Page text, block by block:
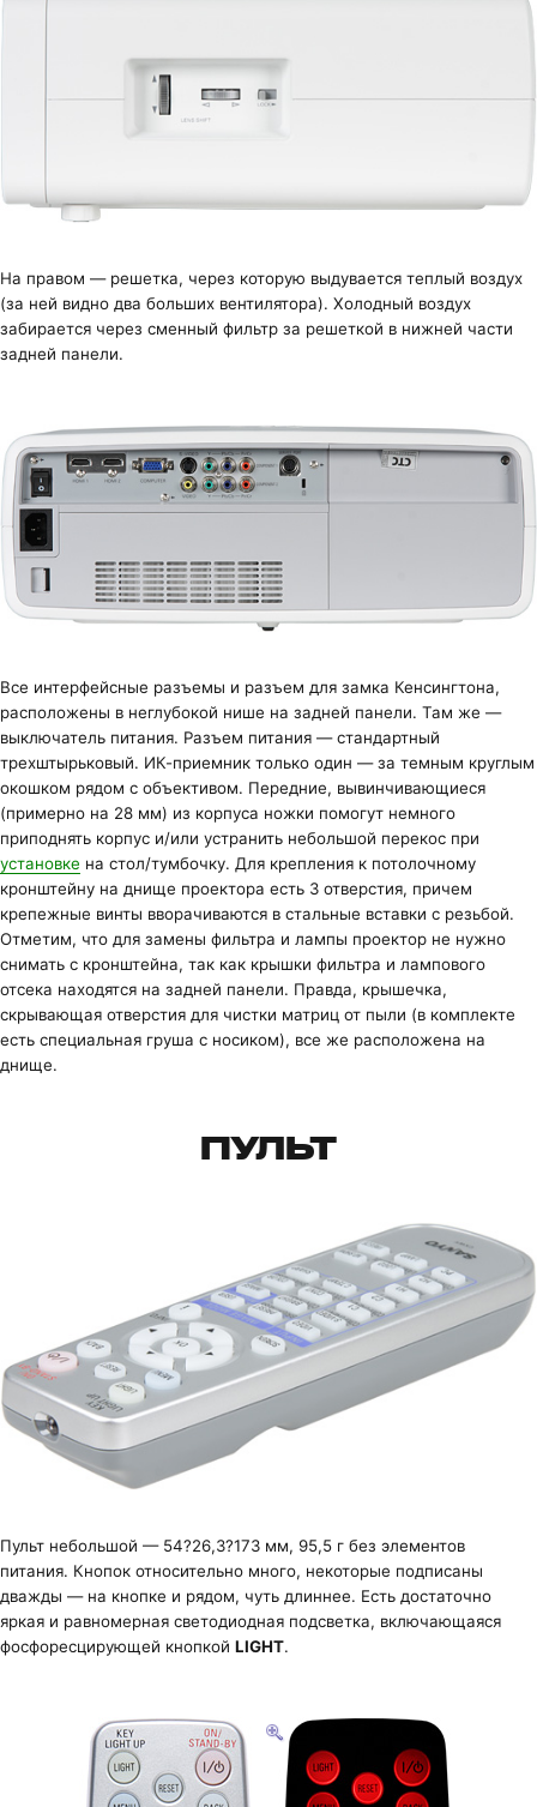
На правом — решетка, через которую выдувается теплый воздух
(за ней видно два больших вентилятора). Холодный воздух
забирается через сменный фильтр за решеткой в нижней части
задней панели.
Все интерфейсные разъемы и разъем для замка Кенсингтона,
расположены в неглубокой нише на задней панели. Там же —
выключатель питания. Разъем питания — стандартный
трехштырьковый. ИК-приемник только один — за темным круглым
окошком рядом с объективом. Передние, вывинчивающиеся
(примерно на 28 мм) из корпуса ножки помогут немного
приподнять корпус и/или устранить небольшой перекос при
установке на стол/тумбочку. Для крепления к потолочному
кронштейну на днище проектора есть 3 отверстия, причем
крепежные винты вворачиваются в стальные вставки с резьбой.
Отметим, что для замены фильтра и лампы проектор не нужно
снимать с кронштейна, так как крышки фильтра и лампового
отсека находятся на задней панели. Правда, крышечка,
скрывающая отверстия для чистки матриц от пыли (в комплекте
есть специальная груша с носиком), все же расположена на
днище.
ПУЛЬТ
Пульт небольшой — 54?26,3?173 мм, 95,5 г без элементов
питания. Кнопок относительно много, некоторые подписаны
дважды — на кнопке и рядом, чуть длиннее. Есть достаточно
яркая и равномерная светодиодная подсветка, включающаяся
фосфоресцирующей кнопкой LIGHT.